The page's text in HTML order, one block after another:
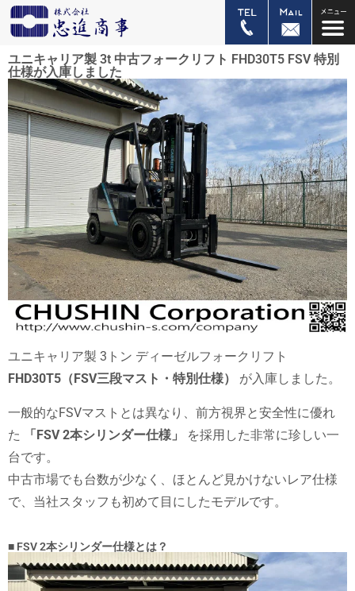
ユニキャリア製 3t 中古フォークリフト FHD30T5 FSV 特別
仕様が入庫しました
ユニキャリア製 3トン ディーゼルフォークリフト
FHD30T5（FSV三段マスト・特別仕様）
が入庫しました。
一般的なFSVマストとは異なり、前方視界と安全性に優れ
た
「FSV 2本シリンダー仕様」
を採用した非常に珍しい一
台です。
中古市場でも台数が少なく、ほとんど見かけないレア仕様
で、当社スタッフも初めて目にしたモデルです。
■ FSV 2本シリンダー仕様とは？